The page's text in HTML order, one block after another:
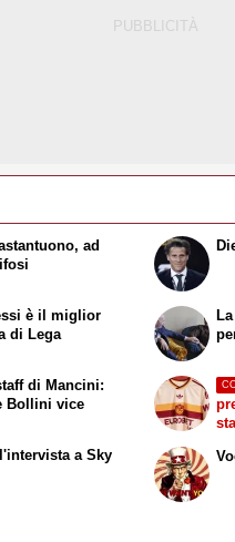
ad
è il miglior
di Lega
di Mancini:
Bollini vice
a Sky